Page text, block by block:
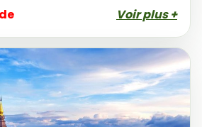
Voir plus +